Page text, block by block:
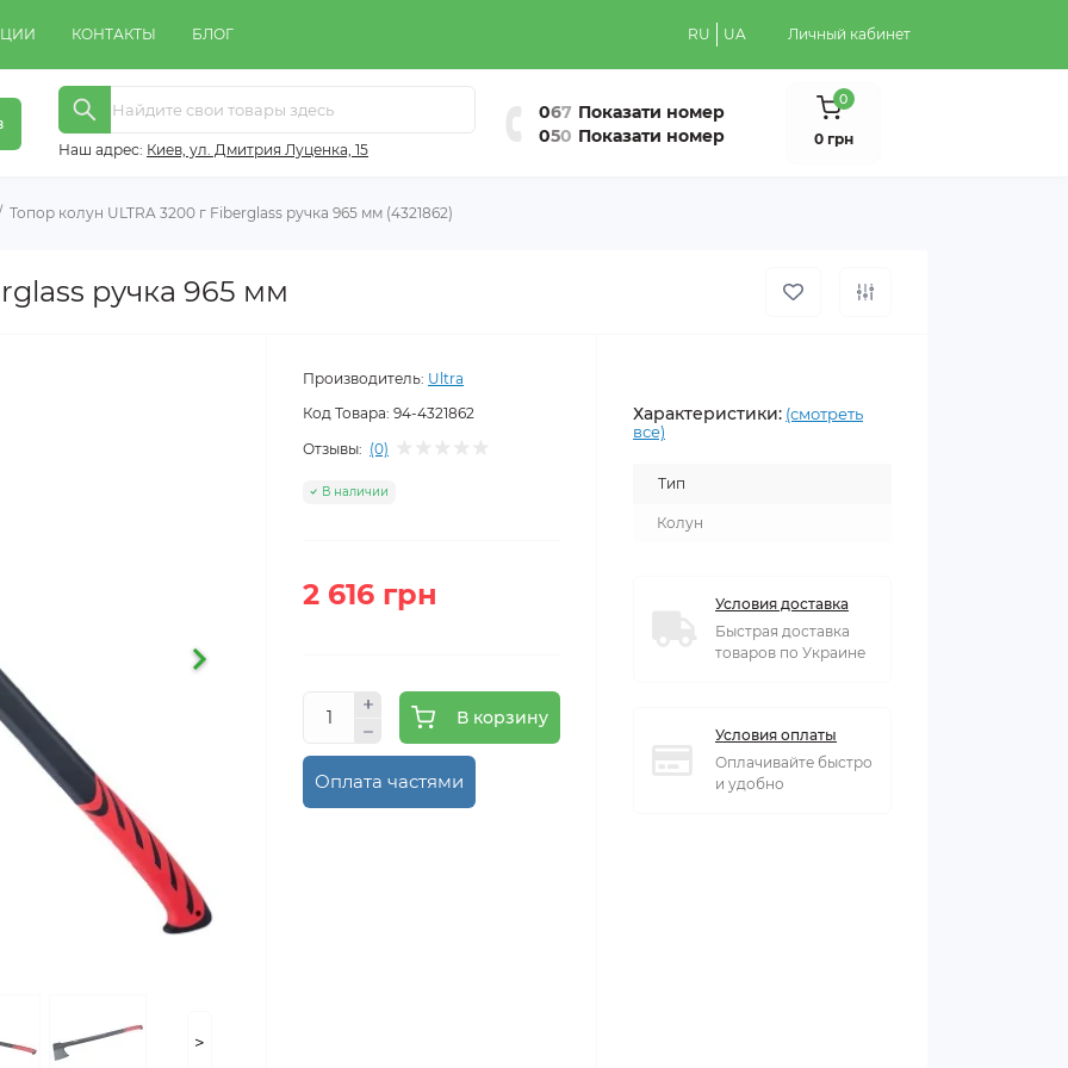
КОНТАКТЫ БЛОГ RU UA Личный кабинет
Наш адрес: Киeв, ул. Дмитрия Луценка, 15
067 Показати номер
050 Показати номер
0
0 грн
Топор колун ULTRA 3200 г Fiberglass ручка 965 мм (4321862)
ручка 965 мм
>
Производитель: Ultra
Код Товара: 94-4321862
Отзывы: (0)
В наличии
2 616 грн
В корзину
Оплата частями
Характеристики: (смотреть
все)
Тип
Колун
Условия доставка
Быстрая доставка
товаров по Украине
Условия оплаты
Оплачивайте быстро
и удобно